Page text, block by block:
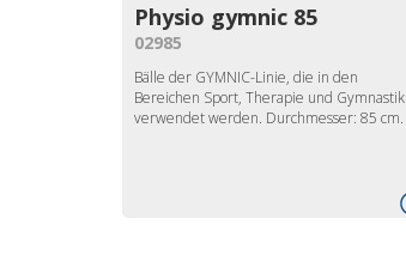
Physio gymnic 85
02985
Bälle der GYMNIC-Linie, die in den
Bereichen Sport, Therapie und Gymnastik
verwendet werden. Durchmesser: 85 cm.